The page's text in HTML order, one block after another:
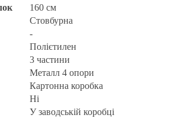
160 см
Стовбурна
-
Полієтилен
3 частини
Металл 4 опори
Картонна коробка
Ні
У заводській коробці